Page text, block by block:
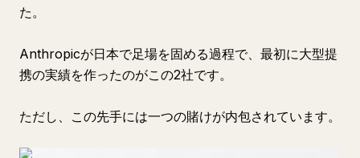
た。
Anthropicが日本で足場を固める過程で、最初に大型提
携の実績を作ったのがこの2社です。
ただし、この先手には一つの賭けが内包されています。